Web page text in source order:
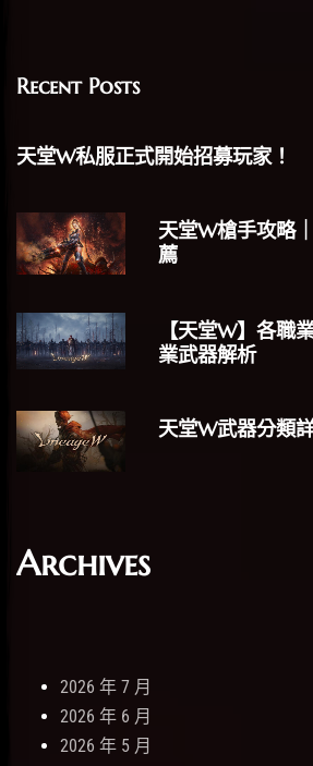
Recent Posts
天堂W私服正式開始招募玩家！
天堂W槍手攻略
薦
【天堂W】各職
業武器解析
天堂W武器分類
Archives
2026 年 7 月
2026 年 6 月
2026 年 5 月